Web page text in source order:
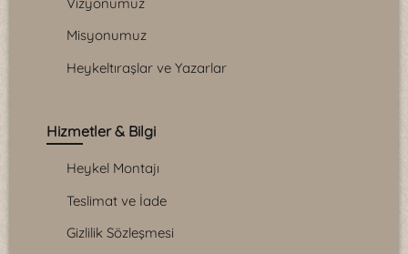
Misyonumuz
Heykeltıraşlar ve Yazarlar
Hizmetler & Bilgi
Heykel Montajı
Teslimat ve İade
Gizlilik Sözleşmesi